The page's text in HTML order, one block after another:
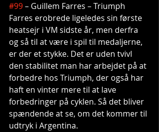
#99 – Guillem Farres – Triumph
Farres erobrede ligeledes sin første
heatsejr i VM sidste år, men derfra
og så til at være i spil til medaljerne,
er der et stykke. Det er uden tvivl
den stabilitet man har arbejdet på at
forbedre hos Triumph, der også har
haft en vinter mere til at lave
forbedringer på cyklen. Så det bliver
spændende at se, om det kommer til
udtryk i Argentina.